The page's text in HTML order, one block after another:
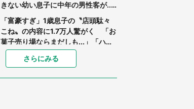
きない幼い息子に中年の男性客が...
（東京都・40代男性）
「富豪すぎ」1歳息子の〝店頭駄々
こね〟の内容に1.7万人驚がく 「お
菓子売り場ならまだしも...」「ハー
ドル高い」
「閉所恐怖症の私は新幹線で大パニ
ック。隣席の青年に『手を繋いで』
とお願いしたら...」 体験談に8万
さらにみる